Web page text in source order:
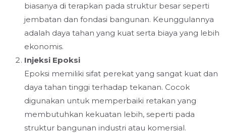
biasanya di terapkan pada struktur besar seperti
jembatan dan fondasi bangunan. Keunggulannya
adalah daya tahan yang kuat serta biaya yang lebih
ekonomis.
Injeksi Epoksi
Epoksi memiliki sifat perekat yang sangat kuat dan
daya tahan tinggi terhadap tekanan. Cocok
digunakan untuk memperbaiki retakan yang
membutuhkan kekuatan lebih, seperti pada
struktur bangunan industri atau komersial.